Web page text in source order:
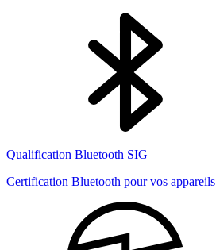
Qualification Bluetooth SIG
Certification Bluetooth pour vos appareils